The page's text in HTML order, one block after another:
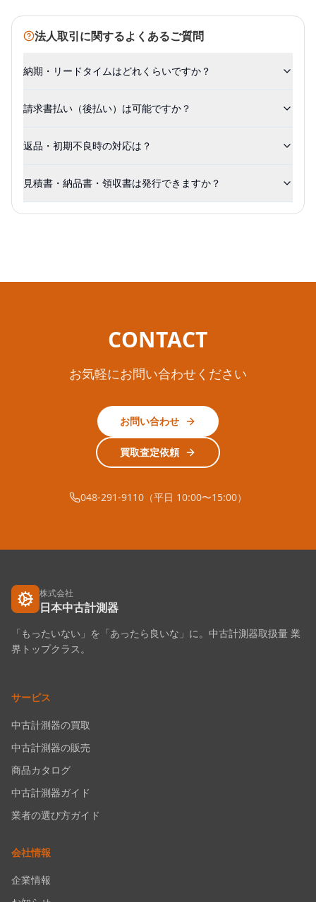
法人取引に関するよくあるご質問
納期・リードタイムはどれくらいですか？
請求書払い（後払い）は可能ですか？
返品・初期不良時の対応は？
見積書・納品書・領収書は発行できますか？
CONTACT
お気軽にお問い合わせください
お問い合わせ
買取査定依頼
048-291-9110（平日 10:00〜15:00）
株式会社
日本中古計測器
「もったいない」を「あったら良いな」に。中古計測器取扱量 業
界トップクラス。
サービス
中古計測器の買取
中古計測器の販売
商品カタログ
中古計測器ガイド
業者の選び方ガイド
会社情報
企業情報